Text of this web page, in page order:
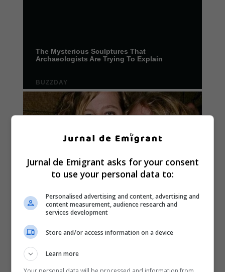
Jurnal de Emigrant asks for your consent
to use your personal data to:
Personalised advertising and content, advertising and
content measurement, audience research and
services development
Store and/or access information on a device
Learn more